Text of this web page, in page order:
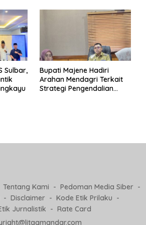
Sulbar,
Bupati Majene Hadiri
Arahan Mendagri Terkait
Strategi Pengendalian
Tentang Kami
Pedoman Media Siber
Disclaimer
Kode Etik Prilaku
Jurnalistik
Rate Card